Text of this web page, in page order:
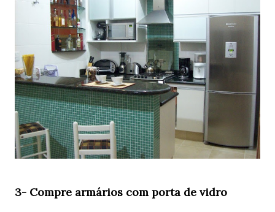
3- Compre armários com porta de vidro